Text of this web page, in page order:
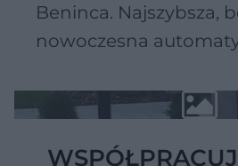
Beninca. Najszybsza,
nowoczesna